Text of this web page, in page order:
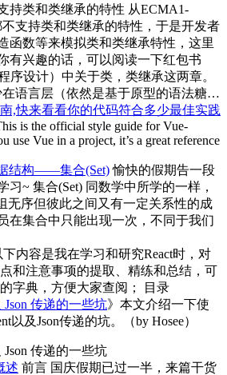
持类和类继承的特性 从ECMA1-
支持类和类继承的特性，于是开发者
函数等来模拟类和类继承特性，这里
有兴趣的话，可以阅读一下红包书
程序设计）中关于类，类继承这两章。
语言层（依然是基于原型的语法糖…
,快来看看你的代码符合多少最佳实践
is the official style guide for Vue-
use Vue in a project, it’s a great reference
结构——集合(Set)愉快的假期告一段
习~ 集合(Set) 同数学中所学的一样，
无序但彼此之间又有一定关系性的成
在集合中只能出现一次，不同于我们
下内容是我在学习和研究React时，对
和注意事项的提取、精练和总结，可
的字典，方便大家查阅； 目录
Json 传递的一些坑》本文介绍一下使
以及Json传递的坑。
（by Hosee） ​​​
述 前言 国庆假期已过一半，来篇干货